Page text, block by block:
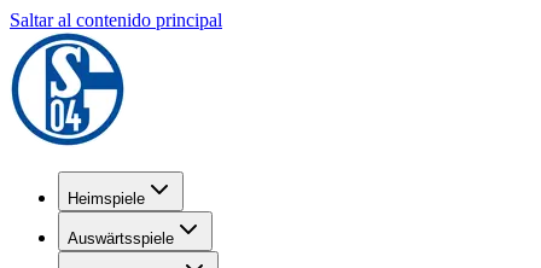
Saltar al contenido principal
Heimspiele
Auswärtsspiele